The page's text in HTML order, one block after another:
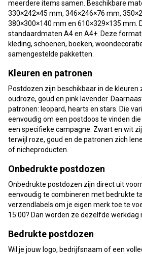
meerdere items samen. Beschikbare
330×242×45 mm, 346×246×76 mm,
380×300×140 mm en 610×329×135 mm.
standaardmaten A4 en A4+. Deze
kleding, schoenen, boeken,
samengestelde pakketten.
Kleuren en patronen
Postdozen zijn beschikbaar in de kleuren
oudroze, goud en pink lavender.
patronen: leopard, hearts en stars. Die
eenvoudig om een postdoos te vinden
een specifieke campagne. Zwart en wit
terwijl roze, goud en de patronen zich
of nicheproducten.
Onbedrukte postdozen
Onbedrukte postdozen zijn direct uit
eenvoudig te combineren met bedrukte
verzendlabels om je eigen merk toe te
15:00? Dan worden ze dezelfde werkdag
Bedrukte postdozen
Wil je jouw logo, bedrijfsnaam of een